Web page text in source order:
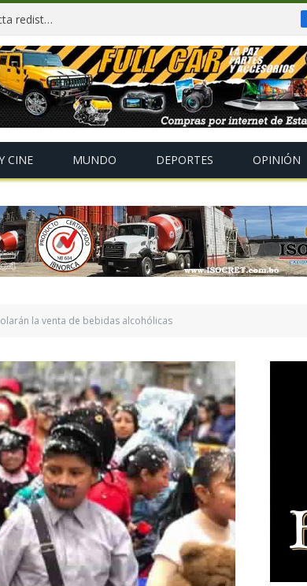
Paz y gobernadores firman acuerdo del 50/50 que proyecta redistribuir recursos y tributos desde 2027
CINE MUNDO DEPORTES OPINIÓN
la venta de bebidas alcohólicas